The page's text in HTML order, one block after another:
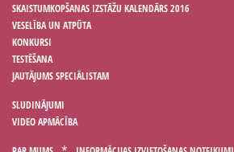
SKAISTUMKOPŠANAS IZSTĀŽU KALENDĀRS 2016
VESELĪBA UN ATPŪTA
KONKURSI
TESTĒŠANA
JAUTĀJUMS SPECIĀLISTAM
SLUDINĀJUMI
VIDEO APMĀCĪBA